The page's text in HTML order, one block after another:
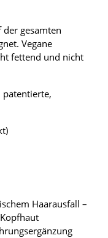
gesamten
Vegane
fettend und nicht
patentierte,
Haarausfall –